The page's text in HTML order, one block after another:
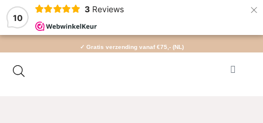
10
3 Reviews ×
✓ Gratis verzending vanaf €75,- (NL)